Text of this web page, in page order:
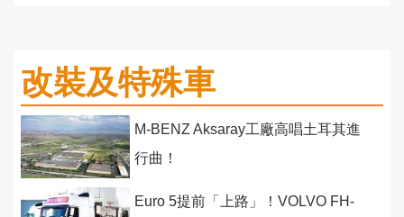
改裝及特殊車
M-BENZ Aksaray工廠高唱土耳其進
行曲！
Euro 5提前「上路」！VOLVO FH-